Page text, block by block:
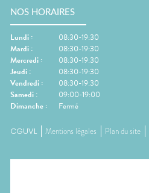
NOS HORAIRES
Lundi :
08:30-19:30
Mardi :
08:30-19:30
Mercredi :
08:30-19:30
Jeudi :
08:30-19:30
Vendredi :
08:30-19:30
Samedi :
09:00-19:00
Dimanche : Fermé
CGUVL Mentions légales Plan du site